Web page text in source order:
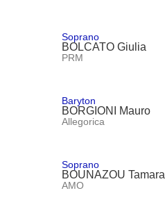
Soprano
BOLCATO Giulia
PRM
Baryton
BORGIONI Mauro
Allegorica
Soprano
BOUNAZOU Tamara
AMO